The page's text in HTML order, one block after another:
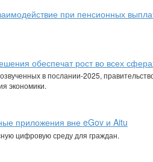
при пенсионных
обеспечат рост во всех
в послании-2025,
экономики.
приложения вне eGov и Aitu
цифровую среду для граждан.